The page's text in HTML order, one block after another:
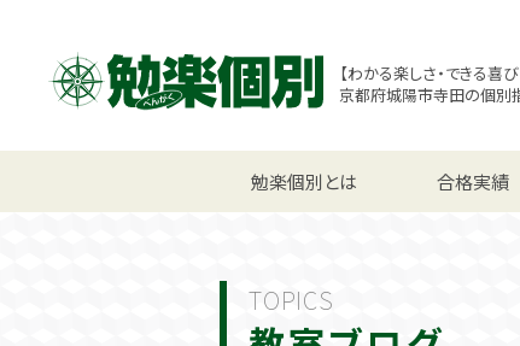
【わかる楽しさ・できる喜
京都府城陽市寺田の個別
勉楽個別とは 合格実績
小学生コース 中学生コース
TOPICS